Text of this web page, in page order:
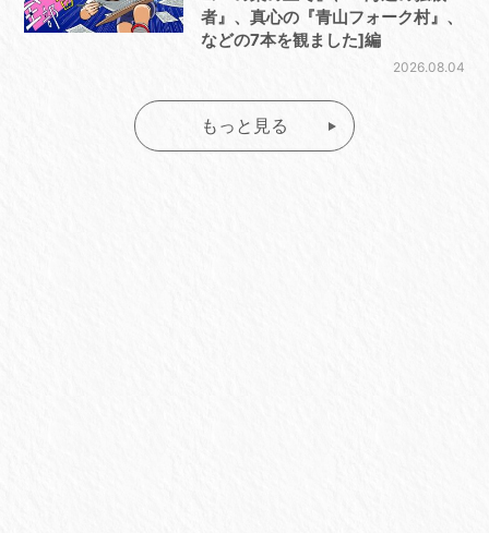
者』、真心の『青山フォーク村』、
などの7本を観ました]編
2026.08.04
もっと見る